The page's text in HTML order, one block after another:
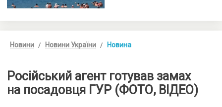
Новини Новини України Новина
Російський агент готував замах
на посадовця ГУР (ФОТО, ВІДЕО)